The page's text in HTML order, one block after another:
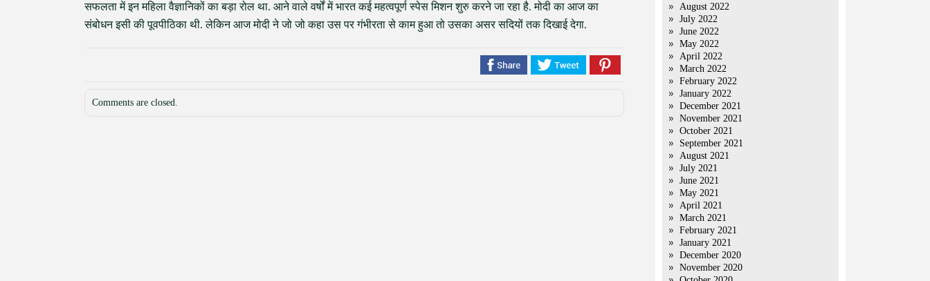
सफलता में इन महिला वैज्ञानिकों का बड़ा रोल था. आने वाले वर्षों में भारत कई महत्वपूर्ण स्पेस मिशन शुरु करने जा रहा है. मोदी का आज का
संबोधन इसी की पूवपीठिका थी. लेकिन आज मोदी ने जो जो कहा उस पर गंभीरता से काम हुआ तो उसका असर सदियों तक दिखाई देगा.
Comments are closed.
August 2022
July 2022
June 2022
May 2022
April 2022
March 2022
February 2022
January 2022
December 2021
November 2021
October 2021
September 2021
August 2021
July 2021
June 2021
May 2021
April 2021
March 2021
February 2021
January 2021
December 2020
November 2020